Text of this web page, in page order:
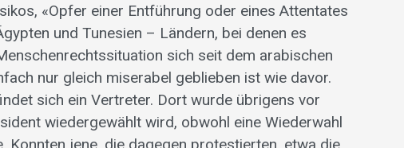
«Opfer einer Entführung oder eines Attentates
und Tunesien – Ländern, bei denen es
sich seit dem arabischen
nur gleich miserabel geblieben ist wie davor.
sich ein Vertreter. Dort wurde übrigens vor
wiedergewählt wird, obwohl eine Wiederwahl